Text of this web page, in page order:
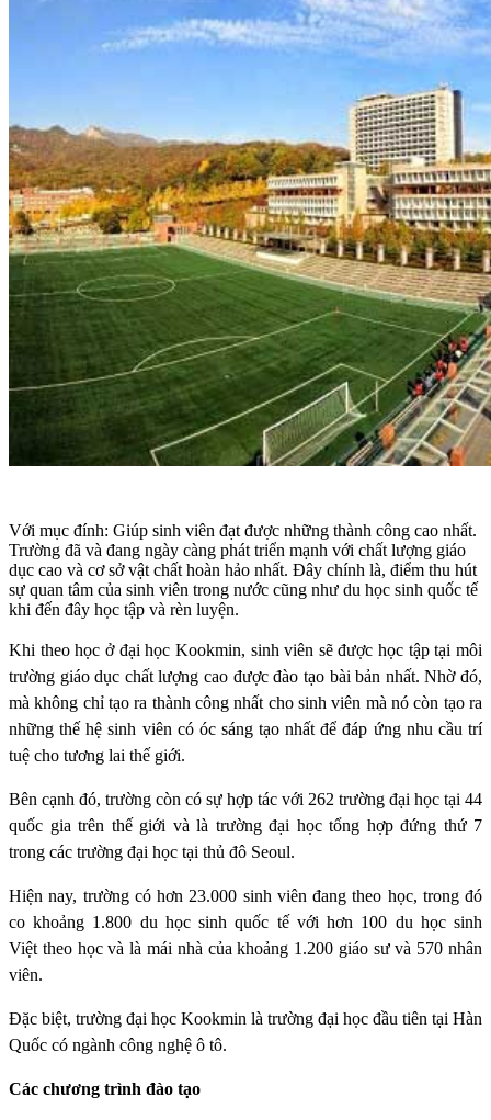
Với mục đính: Giúp sinh viên đạt được những thành công cao nhất.
Trường đã và đang ngày càng phát triển mạnh với chất lượng giáo
dục cao và cơ sở vật chất hoàn hảo nhất. Đây chính là, điểm thu hút
sự quan tâm của sinh viên trong nước cũng như du học sinh quốc tế
khi đến đây học tập và rèn luyện.
Khi theo học ở đại học Kookmin, sinh viên sẽ được học tập tại môi
trường giáo dục chất lượng cao được đào tạo bài bản nhất. Nhờ đó,
mà không chỉ tạo ra thành công nhất cho sinh viên mà nó còn tạo ra
những thế hệ sinh viên có óc sáng tạo nhất để đáp ứng nhu cầu trí
tuệ cho tương lai thế giới.
Bên cạnh đó, trường còn có sự hợp tác với 262 trường đại học tại 44
quốc gia trên thế giới và là trường đại học tổng hợp đứng thứ 7
trong các trường đại học tại thủ đô Seoul.
Hiện nay, trường có hơn 23.000 sinh viên đang theo học, trong đó
co khoảng 1.800 du học sinh quốc tế với hơn 100 du học sinh
Việt theo học và là mái nhà của khoảng 1.200 giáo sư và 570 nhân
viên.
Đặc biệt, trường đại học Kookmin là trường đại học đầu tiên tại Hàn
Quốc có ngành công nghệ ô tô.
Các chương trình đào tạo